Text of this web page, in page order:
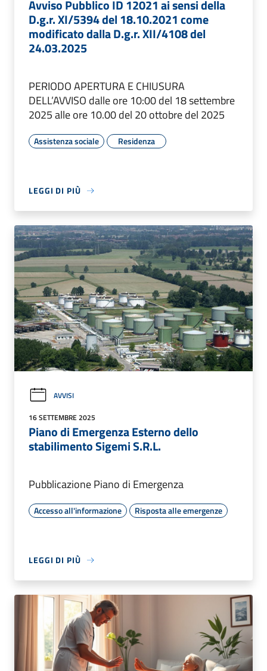
Avviso Pubblico ID 12021 ai sensi della
D.g.r. XI/5394 del 18.10.2021 come
modificato dalla D.g.r. XII/4108 del
24.03.2025
PERIODO APERTURA E CHIUSURA
DELL’AVVISO dalle ore 10:00 del 18 settembre
2025 alle ore 10.00 del 20 ottobre del 2025
Assistenza sociale Residenza
LEGGI DI PIÙ
AVVISI
16 SETTEMBRE 2025
Piano di Emergenza Esterno dello
stabilimento Sigemi S.R.L.
Pubblicazione Piano di Emergenza
Accesso all'informazione Risposta alle emergenze
LEGGI DI PIÙ